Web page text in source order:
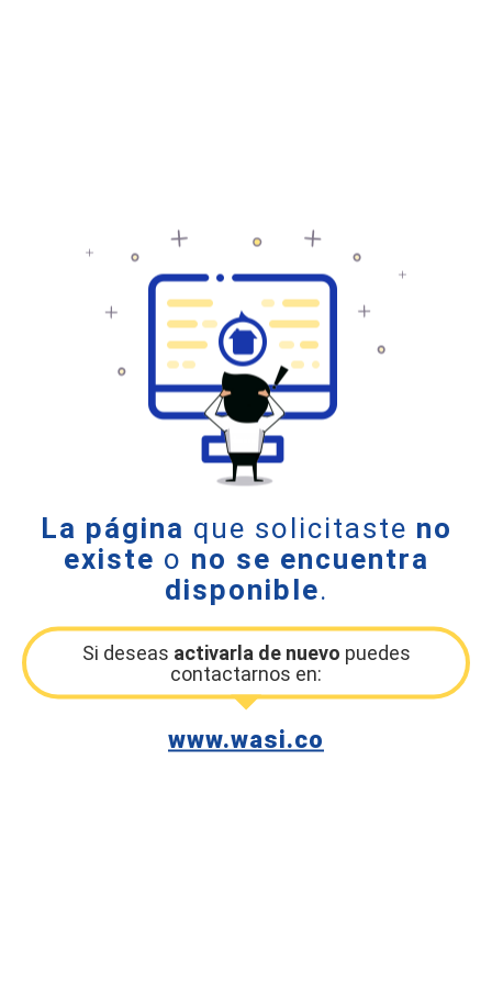
La página que solicitaste no
existe o no se encuentra
disponible.
Si deseas activarla de nuevo puedes
contactarnos en:
www.wasi.co